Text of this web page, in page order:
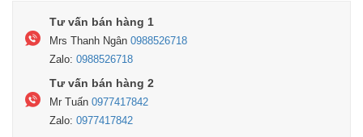
Tư vấn bán hàng 1
Mrs Thanh Ngân 0988526718
Zalo: 0988526718
Tư vấn bán hàng 2
Mr Tuấn 0977417842
Zalo: 0977417842